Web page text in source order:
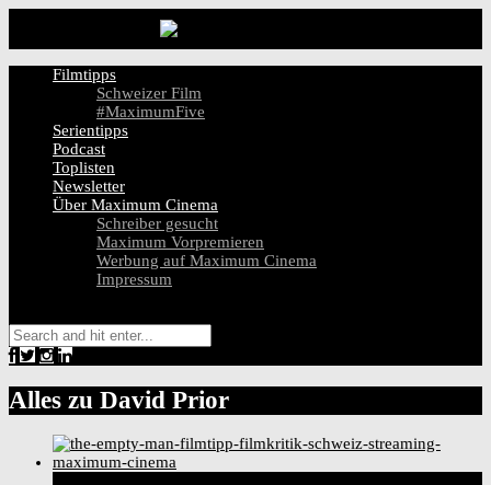
Filmtipps
Schweizer Film
#MaximumFive
Serientipps
Podcast
Toplisten
Newsletter
Über Maximum Cinema
Schreiber gesucht
Maximum Vorpremieren
Werbung auf Maximum Cinema
Impressum
Alles zu David Prior